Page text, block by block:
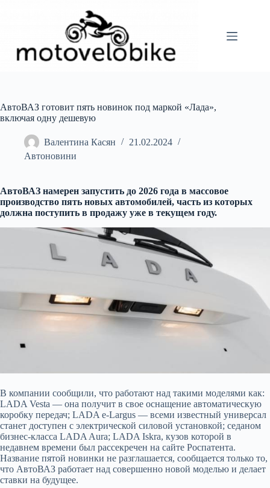
АвтоВАЗ готовит пять новинок под маркой «Лада»,
включая одну дешевую
Валентина Касян
21.02.2024
Автоновини
АвтоВАЗ намерен запустить до 2026 года в массовое
производство пять новых автомобилей, часть из которых
должна поступить в продажу уже в текущем году.
В компании сообщили, что работают над такими моделями как:
LADA Vesta — она получит в свое оснащение автоматическую
коробку передач; LADA e-Largus — всеми известный универсал
станет доступен с электрической силовой установкой; седаном
бизнес-класса LADA Aura; LADA Iskra, кузов которой в
недавнем времени был рассекречен на сайте Роспатента.
Название пятой новинки не разглашается, сообщается только то,
что АвтоВАЗ работает над совершенно новой моделью и делает
ставки на будущее.